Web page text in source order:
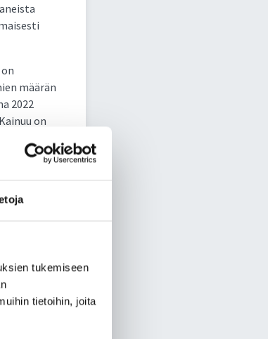
tukemiseen
tietoihin, joita
määrän
2022
on